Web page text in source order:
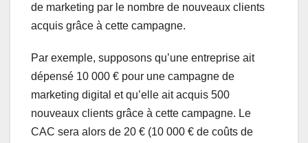
de marketing par le nombre de nouveaux clients
acquis grâce à cette campagne.
Par exemple, supposons qu’une entreprise ait
dépensé 10 000 € pour une campagne de
marketing digital et qu’elle ait acquis 500
nouveaux clients grâce à cette campagne. Le
CAC sera alors de 20 € (10 000 € de coûts de